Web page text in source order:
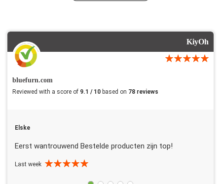
KiyOh
bluefurn.com
Reviewed with a score of 9.1 / 10 based on 78 reviews
Elske
Eerst wantrouwend Bestelde producten zijn top!
Last week